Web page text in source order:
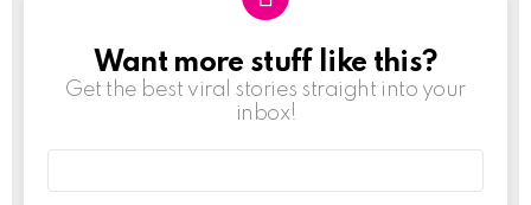
NEWSLETTER
Want more stuff like this?
Get the best viral stories straight into your
inbox!